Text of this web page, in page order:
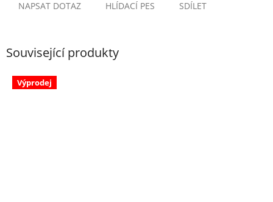
NAPSAT DOTAZ HLÍDACÍ PES SDÍLET
Související produkty
Výprodej